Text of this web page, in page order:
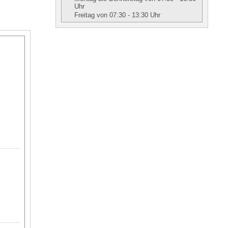
Uhr
Freitag von 07:30 - 13:30 Uhr